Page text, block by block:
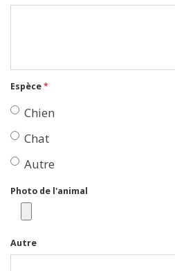
Espèce*
Chien
Chat
Autre
Photo de l'animal
Autre